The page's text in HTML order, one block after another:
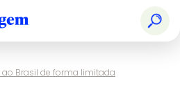
ao Brasil de forma limitada